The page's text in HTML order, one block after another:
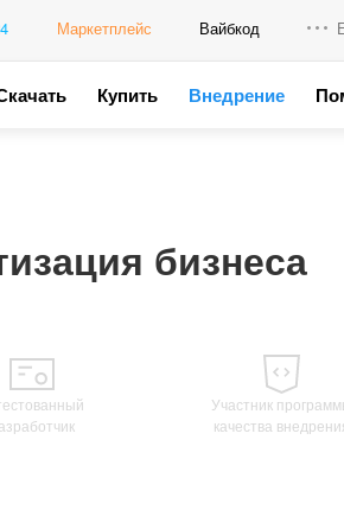
Маркетплейс Вайбкод
Купить Внедрение
бизнеса
Участник
качества